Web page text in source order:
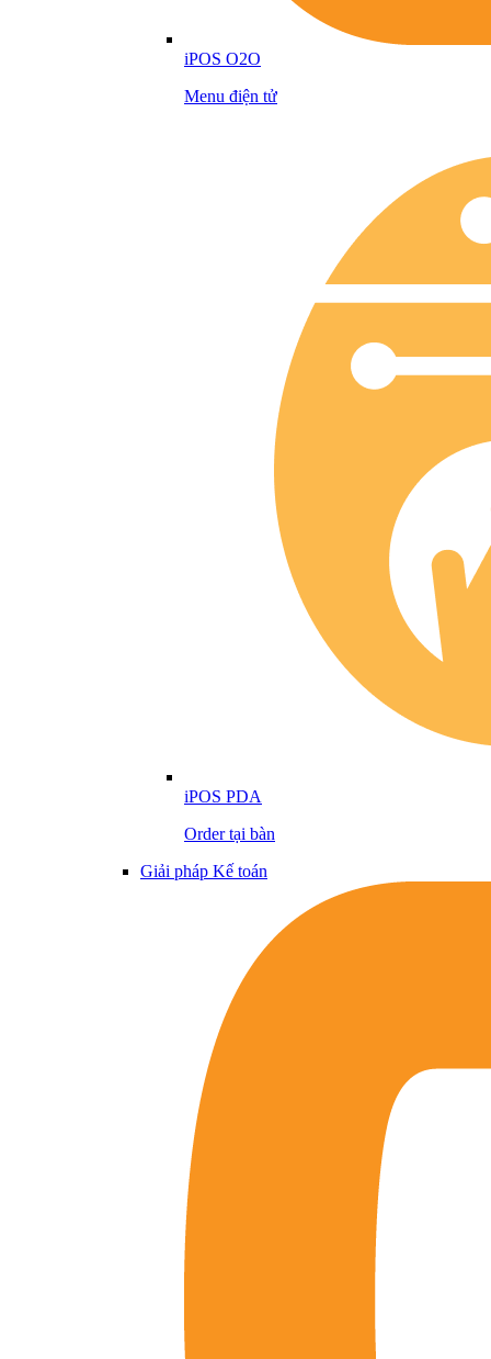
iPOS O2O
Menu điện tử
iPOS PDA
Order tại bàn
Giải pháp Kế toán